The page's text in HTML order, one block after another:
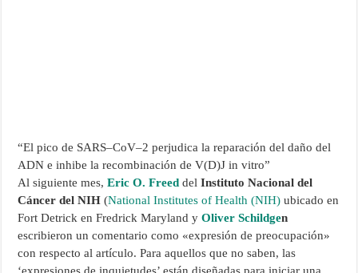
“El pico de SARS–CoV–2 perjudica la reparación del daño del
ADN e inhibe la recombinación de V(D)J in vitro”
Al siguiente mes,Eric O. Freed delInstituto Nacional del
Cáncer del NIH (National Institutes of Health (NIH) ubicado en
Fort Detrick en Fredrick Maryland y Oliver Schildgen
escribieron un comentario como «expresión de preocupación»
con respecto al artículo. Para aquellos que no saben, las